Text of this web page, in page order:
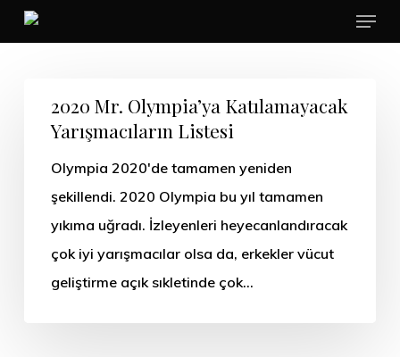
Skip
to
Menu
2020 Mr. Olympia’ya Katılamayacak
Yarışmacıların Listesi
Olympia 2020'de tamamen yeniden
şekillendi. 2020 Olympia bu yıl tamamen
yıkıma uğradı. İzleyenleri heyecanlandıracak
çok iyi yarışmacılar olsa da, erkekler vücut
geliştirme açık sıkletinde çok…